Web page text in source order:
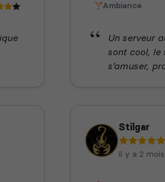
Ambiance
Un serveur
sont cool,
s’amuser,
Stilgar
il y a 2 mois